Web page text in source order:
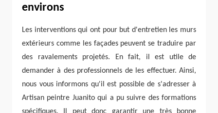
environs
Les interventions qui ont pour but d'entretien les murs
extérieurs comme les façades peuvent se traduire par
des ravalements projetés. En fait, il est utile de
demander à des professionnels de les effectuer. Ainsi,
nous vous informons qu'il est possible de s'adresser à
Artisan peintre Juanito qui a pu suivre des formations